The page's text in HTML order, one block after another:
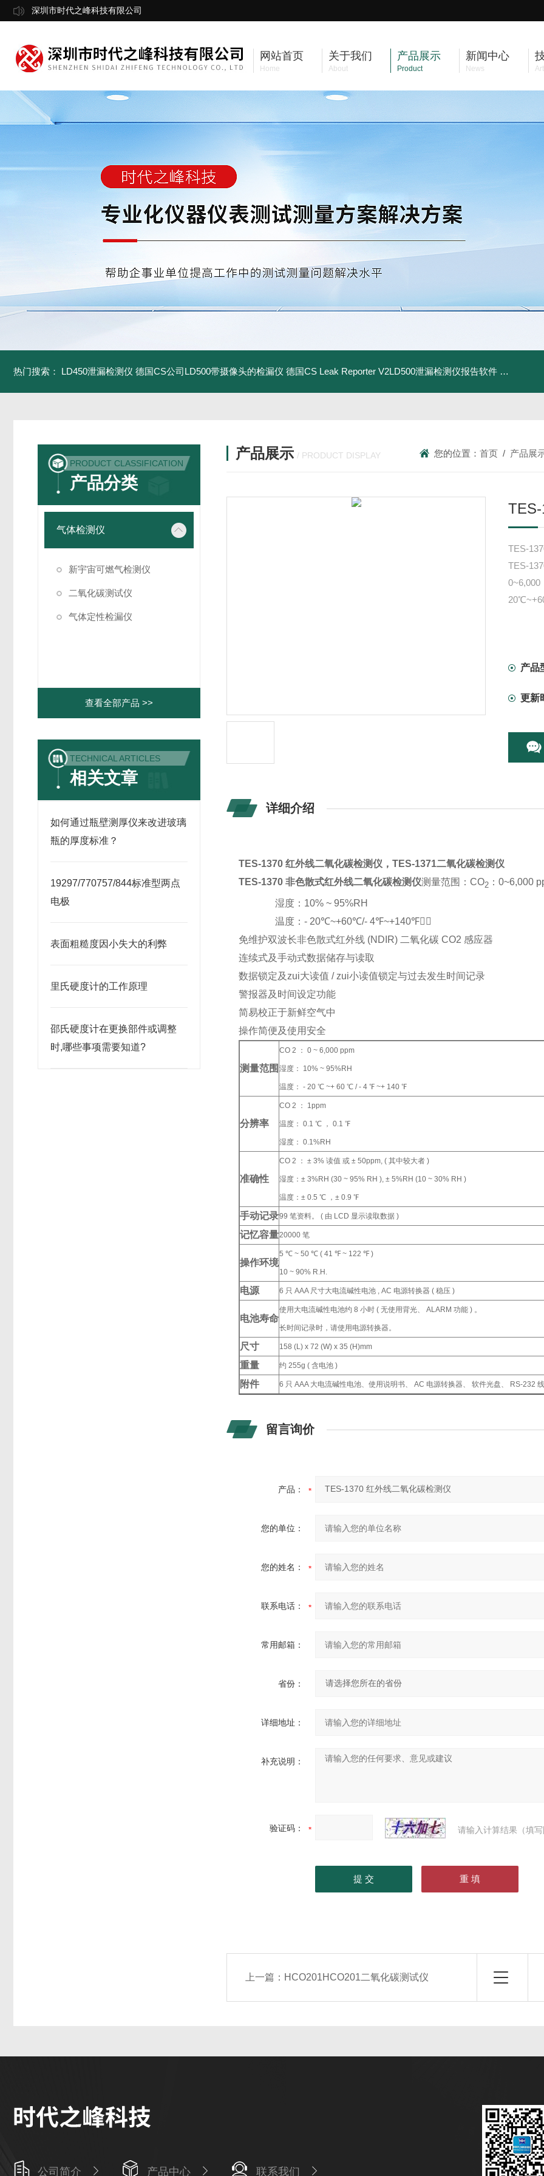
深圳市时代之峰科技有限公司
网站首页
Home
关于我们
About
产品展示
Product
新闻中心
News
热门搜索： LD450泄漏检测仪 德国CS公司LD500带摄像头的检漏仪 德国CS Leak Reporter V2LD500泄漏检测仪报告软件 UltraCam
PRODUCT CLASSIFICATION
产品分类
气体检测仪
新宇宙可燃气检测仪
二氧化碳测试仪
气体定性检漏仪
查看全部产品 >>
TECHNICAL ARTICLES
相关文章
如何通过瓶壁测厚仪来改进玻璃
瓶的厚度标准？
19297/770757/844标准型两点
电极
表面粗糙度因小失大的利弊
里氏硬度计的工作原理
邵氏硬度计在更换部件或调整
时,哪些事项需要知道?
产品展示 / PRODUCT DISPLAY 您的位置：首页 / 产品展
TES-
TES-
产品
更新
详细介绍
TES-1370 红外线二氧化碳检测仪，TES-1371二氧化碳检测仪
TES-1370 非色散式红外线二氧化碳检测仪测量范围：CO2 ：0~6,000
湿度： 10% ~ 95%RH
温度：- 20℃~+60℃/- 4℉~+140℉
免维护双波长非色散式红外线 (NDIR) 二氧化碳 CO2 感应器
连续式及手动式数据储存与读取
数据锁定及zui大读值 / zui小读值锁定与过去发生时间记录
警报器及时间设定功能
简易校正于新鲜空气中
操作简便及使用安全
测量范围
CO 2 ： 0 ~ 6,000 ppm
湿度： 10% ~ 95%RH
温度： - 20 ℃ ~+ 60 ℃ / - 4 ℉ ~+ 140 ℉
分辨率
CO 2 ： 1ppm
温度： 0.1 ℃ ， 0.1 ℉
湿度： 0.1%RH
准确性
CO 2 ： ± 3% 读值 或 ± 50ppm, ( 其中较大者 )
湿度：± 3%RH (30 ~ 95% RH ), ± 5%RH (10 ~ 30% RH )
温度：± 0.5 ℃ ，± 0.9 ℉
手动记录99 笔资料。 ( 由 LCD 显示读取数据 )
记忆容量20000 笔
操作环境
5 ℃ ~ 50 ℃ ( 41 ℉ ~ 122 ℉ )
10 ~ 90% R.H.
电源 6 只 AAA 尺寸大电流碱性电池 , AC 电源转换器 ( 稳压 )
电池寿命
使用大电流碱性电池约 8 小时 ( 无使用背光、 ALARM 功能 ) 。
长时间记录时，请使用电源转换器。
尺寸 158 (L) x 72 (W) x 35 (H)mm
重量 约 255g ( 含电池 )
附件 6 只 AAA 大电流碱性电池、使用说明书、 AC 电源转换器、 软件光盘、 RS-232
留言询价
产品：
您的单位：
您的姓名：
联系电话：
常用邮箱：
省份：
详细地址：
补充说明：
验证码： 请输入计算结果（填
上一篇： HCO201HCO201二氧化碳测试仪
公司简介 产品中心 联系我们